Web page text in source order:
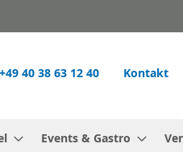
+49 40 38 63 12 40 Kontakt
Events & Gastro